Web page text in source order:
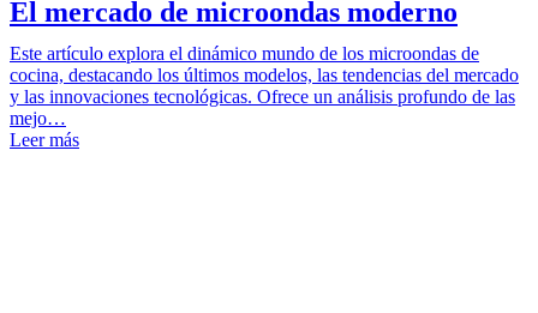
El mercado de microondas moderno
Este artículo explora el dinámico mundo de los microondas de
cocina, destacando los últimos modelos, las tendencias del mercado
y las innovaciones tecnológicas. Ofrece un análisis profundo de las
mejo…
Leer más